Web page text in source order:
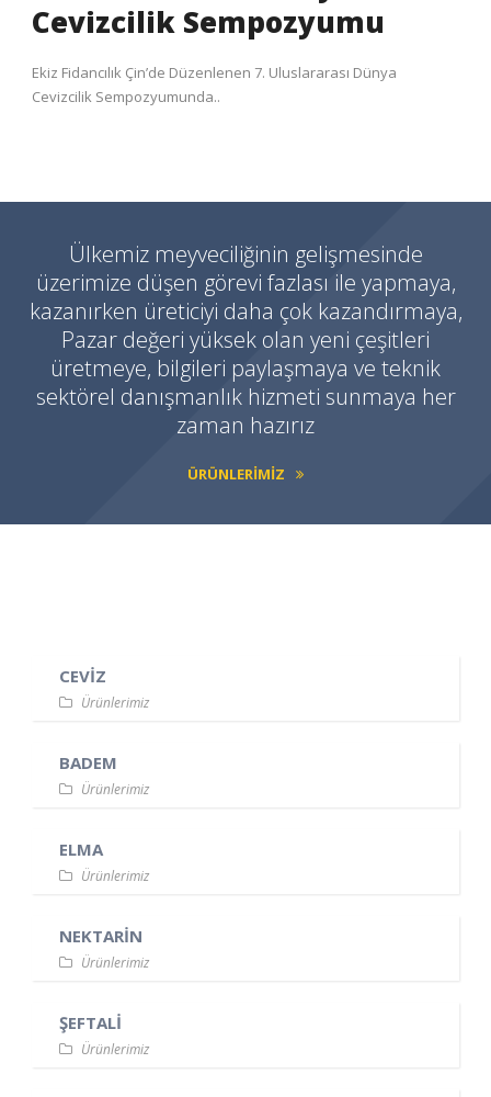
Cevizcilik Sempozyumu
Ekiz Fidancılık Çin’de Düzenlenen 7. Uluslararası Dünya
Cevizcilik Sempozyumunda..
Ülkemiz meyveciliğinin gelişmesinde
üzerimize düşen görevi fazlası ile yapmaya,
kazanırken üreticiyi daha çok kazandırmaya,
Pazar değeri yüksek olan yeni çeşitleri
üretmeye, bilgileri paylaşmaya ve teknik
sektörel danışmanlık hizmeti sunmaya her
zaman hazırız
ÜRÜNLERIMIZ
CEVİZ
Ürünlerimiz
BADEM
Ürünlerimiz
ELMA
Ürünlerimiz
NEKTARİN
Ürünlerimiz
ŞEFTALİ
Ürünlerimiz